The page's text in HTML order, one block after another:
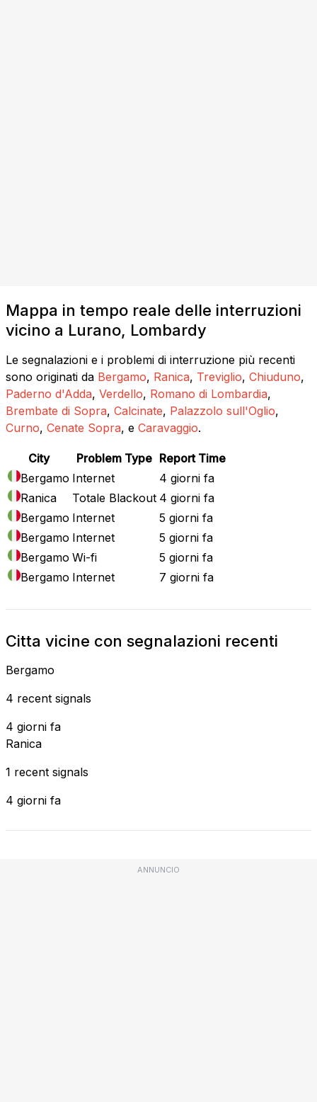
Mappa in tempo reale delle interruzioni
vicino a Lurano, Lombardy
Le segnalazioni e i problemi di interruzione più recenti
sono originati da Bergamo, Ranica, Treviglio, Chiuduno,
Paderno d'Adda, Verdello, Romano di Lombardia,
Brembate di Sopra, Calcinate, Palazzolo sull'Oglio,
Curno, Cenate Sopra, e Caravaggio.
City Problem Type Report Time
Bergamo Internet
4 giorni fa
Ranica
Totale Blackout 4 giorni fa
Bergamo Internet
5 giorni fa
Bergamo Internet
5 giorni fa
Bergamo Wi-fi
5 giorni fa
Bergamo Internet 7 giorni fa
Citta vicine con segnalazioni recenti
Bergamo
4 recent signals
4 giorni fa
Ranica
1 recent signals
4 giorni fa
ANNUNCIO